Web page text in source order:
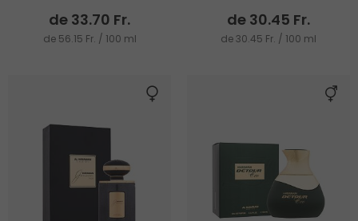
de 33.70 Fr.
de 56.15 Fr. / 100 ml
de 30.45 Fr.
de 30.45 Fr. / 100 ml